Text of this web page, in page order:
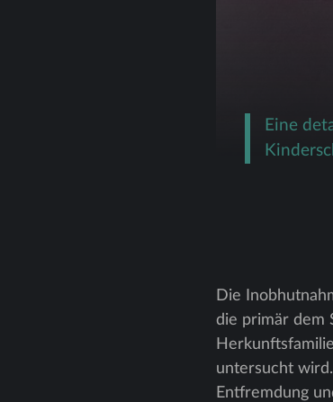
Eine
Die
die primär dem
untersucht
Entfremdung